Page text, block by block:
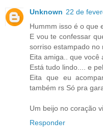
Unknown 22 de
Hummm isso é o que
E vou te confessar
sorriso estampado no
Eita amiga.. que você
Está tudo lindo.... e
Eita que eu
também rs Só pra
Um beijo no coração
Responder